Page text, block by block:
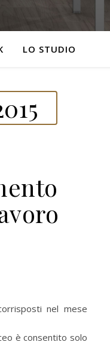
LO STUDIO
nel mese
è consentito solo